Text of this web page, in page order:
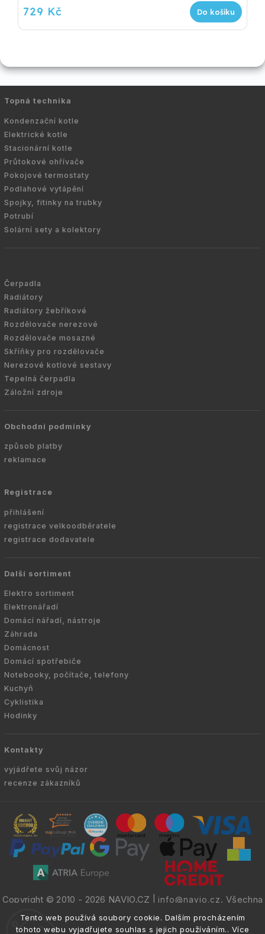
Tento web používá soubory cookie. Dalším procházením
tohoto webu vyjadřujete souhlas s jejich používáním.. Více
729 Kč Do košíku
Topná technika
Kondenzační kotle
Elektrické kotle
Stacionární kotle
Průtokové ohřívače
Pokojové termostaty
Podlahové vytápění
Spojky, fitinky na trubky
Potrubí
Solární sety a kolektory
Čerpadla
Radiátory
Radiátory žebříkové
Rozdělovače nerezové
Rozdělovače mosazné
Skříňky pro rozdělovače
Nerezové kotlové sestavy
Tepelná čerpadla
Záložní zdroje
Obchodní podmínky
způsob platby
reklamace
Registrace
přihlášení
registrace velkoodběratele
registrace dodavatele
Další sortiment
Elektro sortiment
Elektronářadí
Domácí nářadí, nástroje
Záhrada
Domácnost
Domácí spotřebiče
Notebooky, počítače, telefony
Kuchyň
Cyklistika
Hodinky
Kontakty
vyjádřete svůj názor
recenze zákazníků
Copyright © 2010 - 2026 NAVIO.CZ info@navio.cz. Všechna
práva vyhrazena.